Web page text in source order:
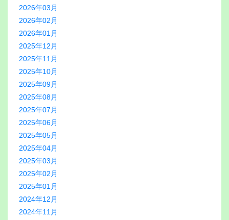
2026年03月
2026年02月
2026年01月
2025年12月
2025年11月
2025年10月
2025年09月
2025年08月
2025年07月
2025年06月
2025年05月
2025年04月
2025年03月
2025年02月
2025年01月
2024年12月
2024年11月